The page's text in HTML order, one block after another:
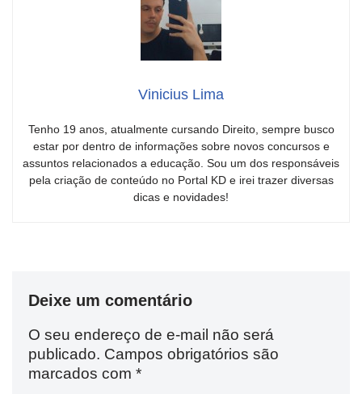
Vinicius Lima
Tenho 19 anos, atualmente cursando Direito, sempre busco
estar por dentro de informações sobre novos concursos e
assuntos relacionados a educação. Sou um dos responsáveis
pela criação de conteúdo no Portal KD e irei trazer diversas
dicas e novidades!
Deixe um comentário
O seu endereço de e-mail não será
publicado. Campos obrigatórios são
marcados com *